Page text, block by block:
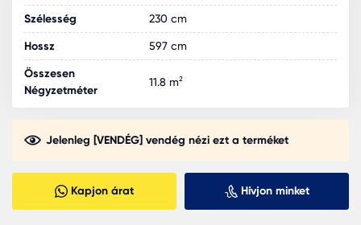
Szélesség 230 cm
Hossz 597 cm
Összesen
Négyzetméter
11.8 m²
Jelenleg [VENDÉG] vendég nézi ezt a terméket
Kapjon árat Hívjon minket